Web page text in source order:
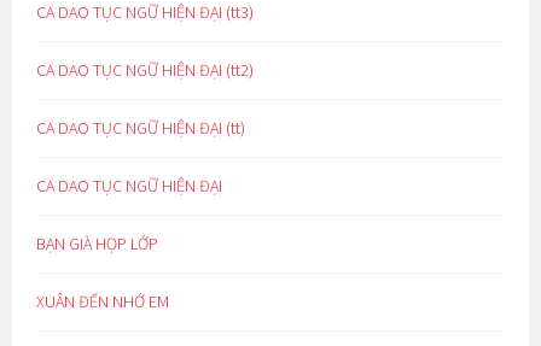
CA DAO TỤC NGỮ HIỆN ĐẠI (tt3)
CA DAO TỤC NGỮ HIỆN ĐẠI (tt2)
CA DAO TỤC NGỮ HIỆN ĐẠI (tt)
CA DAO TỤC NGỮ HIỆN ĐẠI
BẠN GIÀ HỌP LỚP
XUÂN ĐẾN NHỚ EM